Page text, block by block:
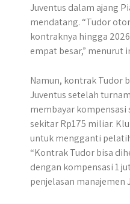
Juventus dalam ajang
mendatang. “Tudor
kontraknya hingga
empat besar,” menurut
Namun, kontrak Tudor
Juventus setelah
membayar kompensasi
sekitar Rp175 miliar.
untuk mengganti
“Kontrak Tudor bisa
dengan kompensasi 1
penjelasan manajemen